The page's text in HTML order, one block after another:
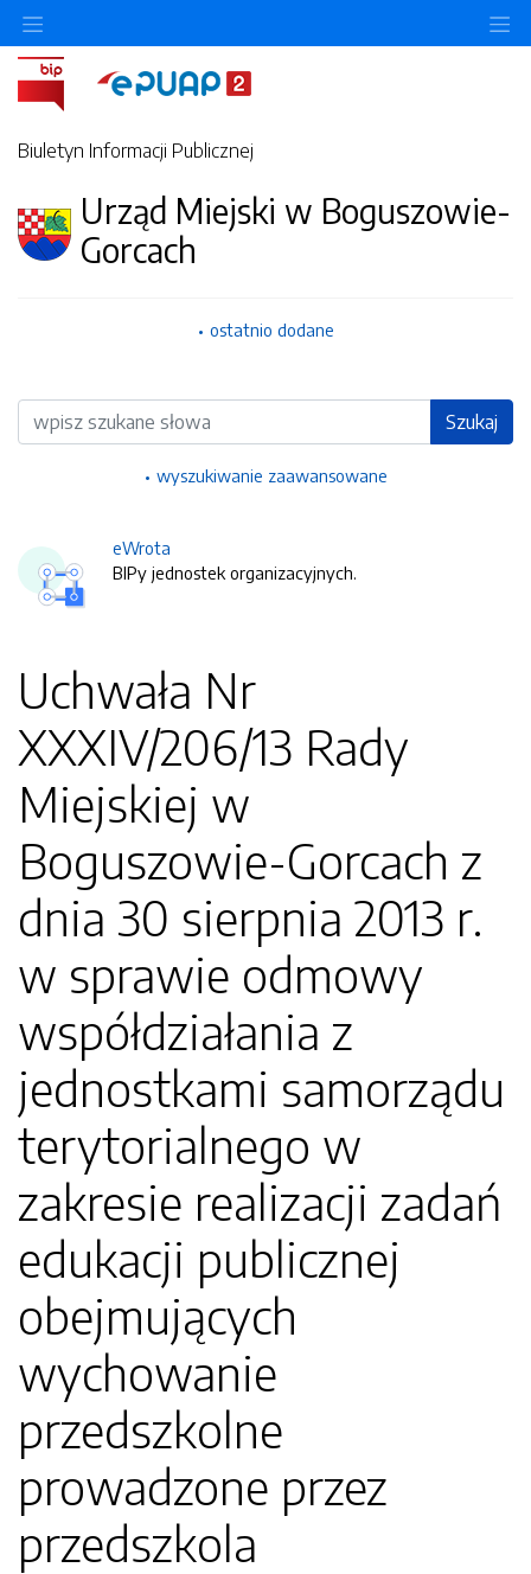
Biuletyn Informacji Publicznej
Urząd Miejski w Boguszowie-
Gorcach
ostatnio dodane
Wyszukiwarka Szukaj
wyszukiwanie zaawansowane
eWrota
BIPy jednostek organizacyjnych.
Uchwała Nr
XXXIV/206/13 Rady
Miejskiej w
Boguszowie-Gorcach z
dnia 30 sierpnia 2013 r.
w sprawie odmowy
współdziałania z
jednostkami samorządu
terytorialnego w
zakresie realizacji zadań
edukacji publicznej
obejmujących
wychowanie
przedszkolne
prowadzone przez
przedszkola